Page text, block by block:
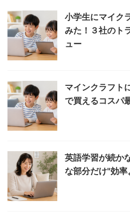
小学生にマイク
みた！３社のト
ュー
マインクラフト
で買えるコスパ
英語学習が続か
な部分だけ"効